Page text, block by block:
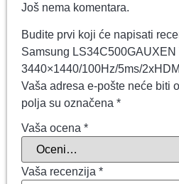
Još nema komentara.
Budite prvi koji će napisati
Samsung LS34C500GAUXEN
3440×1440/100Hz/5ms/
Vaša adresa e-pošte neće biti
polja su označena *
Vaša ocena *
Vaša recenzija *